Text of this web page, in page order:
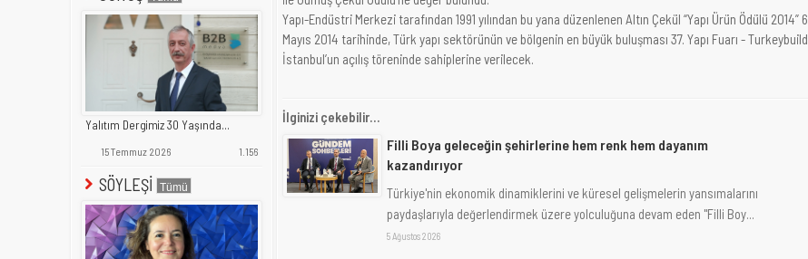
Yalıtım Dergimiz 30 Yaşında...
15 Temmuz 2026 1.156
SÖYLEŞİ
Yapı-Endüstri Merkezi tarafından 1991 yılından bu yana düzenlenen Altın Çekül “Yapı Ürün Ödülü 2014” 6
Mayıs 2014 tarihinde, Türk yapı sektörünün ve bölgenin en büyük buluşması 37. Yapı Fuarı - Turkeybuild
İstanbul’un açılış töreninde sahiplerine verilecek.
İlginizi çekebilir...
Filli Boya geleceğin şehirlerine hem renk hem dayanım
kazandırıyor
Türkiye'nin ekonomik dinamiklerini ve küresel gelişmelerin yansımalarını
paydaşlarıyla değerlendirmek üzere yolculuğuna devam eden "Filli Boy...
5 Ağustos 2026